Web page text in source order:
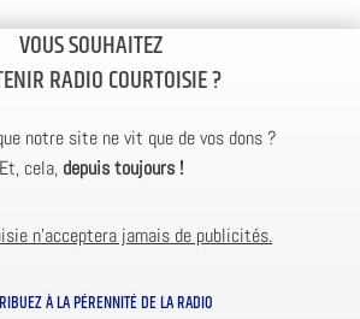
VOUS SOUHAITEZ
RADIO COURTOISIE ?
notre site ne vit que de vos dons ?
Et, cela, depuis toujours !
n’acceptera jamais de publicités.
À LA PÉRENNITÉ DE LA RADIO